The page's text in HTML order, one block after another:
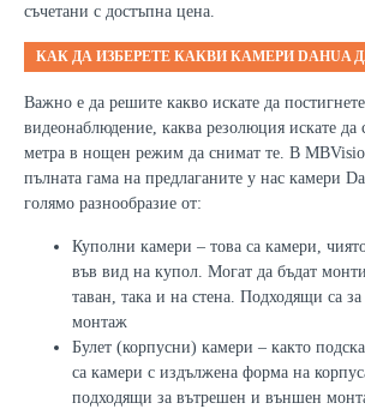
съчетани с достъпна цена.
КАК ДА ИЗБЕРЕТЕ КАКВИ КАМЕРИ DAHUA
Важно е да решите какво искате да постигнете
видеонаблюдение, каква резолюция искате да
метра в нощен режим да снимат те. В
пълната гама на предлаганите у нас камери
голямо разнообразие от:
Куполни камери – това са камери,
във вид на купол. Могат да бъдат
таван, така и на стена. Подходящи са
монтаж
Булет (корпусни) камери – както
са камери с издължена форма на
подходящи за вътрешен и външен